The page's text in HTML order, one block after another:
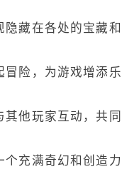
藏在各处的宝藏和
险，为游戏增添乐
他玩家互动，共同
充满奇幻和创造力